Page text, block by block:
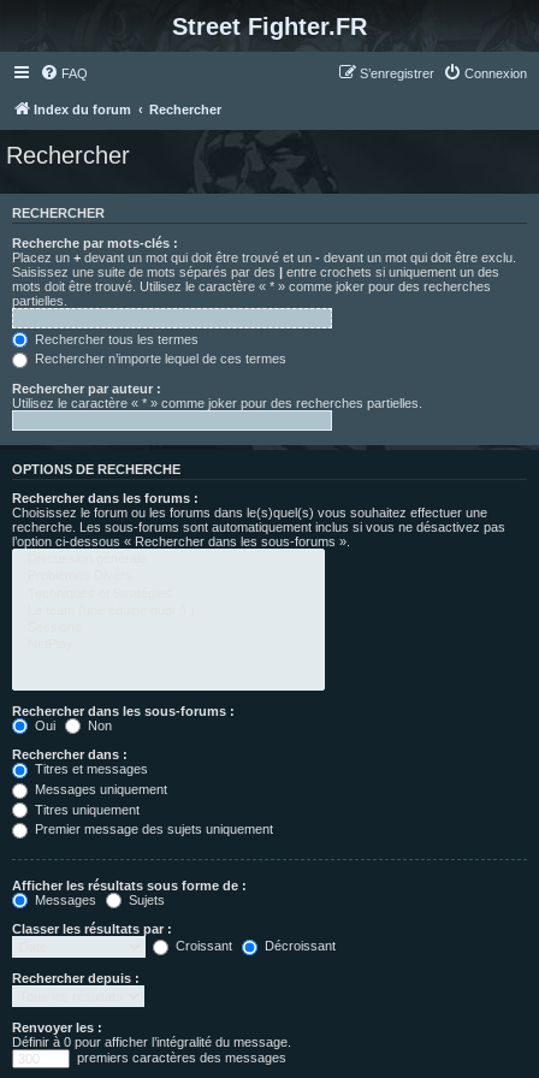
Street Fighter.FR
FAQ Connexion
S’enregistrer
Index du forum Rechercher
Rechercher
RECHERCHER
Recherche par mots-clés :
Placez un + devant un mot qui doit être trouvé et un - devant un mot qui doit être exclu.
Saisissez une suite de mots séparés par des | entre crochets si uniquement un des
mots doit être trouvé. Utilisez le caractère « * » comme joker pour des recherches
partielles.
Rechercher tous les termes
Rechercher n’importe lequel de ces termes
Rechercher par auteur :
Utilisez le caractère « * » comme joker pour des recherches partielles.
OPTIONS DE RECHERCHE
Rechercher dans les forums :
Choisissez le forum ou les forums dans le(s)quel(s) vous souhaitez effectuer une
recherche. Les sous-forums sont automatiquement inclus si vous ne désactivez pas
l’option ci-dessous « Rechercher dans les sous-forums ».
Rechercher dans les sous-forums :
Oui
Non
Rechercher dans :
Titres et messages
Messages uniquement
Titres uniquement
Premier message des sujets uniquement
Afficher les résultats sous forme de :
Messages
Sujets
Classer les résultats par :
Croissant
Décroissant
Rechercher depuis :
Renvoyer les :
Définir à 0 pour afficher l’intégralité du message.
premiers caractères des messages